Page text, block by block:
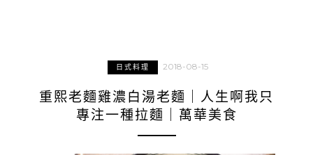
日式料理 2018-08-15
重熙老麵雞濃白湯老麵｜人生啊我只
專注一種拉麵｜萬華美食